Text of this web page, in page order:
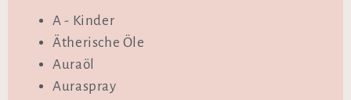
A - Kinder
Ätherische Öle
Auraöl
Auraspray